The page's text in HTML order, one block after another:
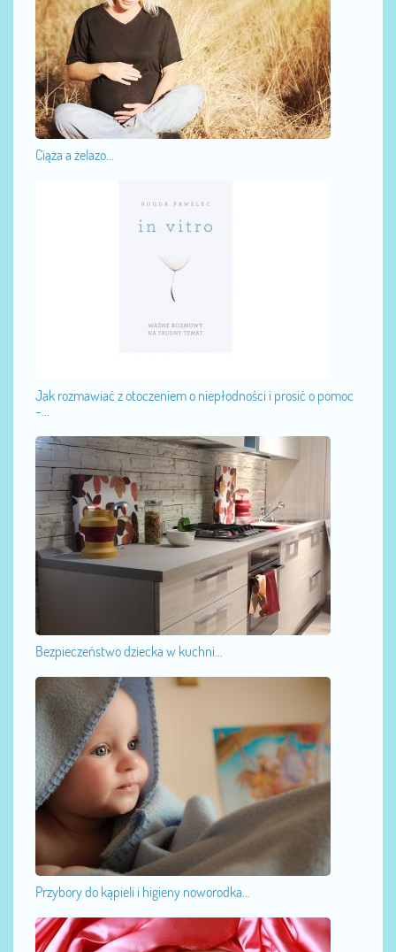
Ciąża a żelazo...
Jak rozmawiać z otoczeniem o niepłodności i prosić o pomoc
-...
Bezpieczeństwo dziecka w kuchni...
Przybory do kąpieli i higieny noworodka...